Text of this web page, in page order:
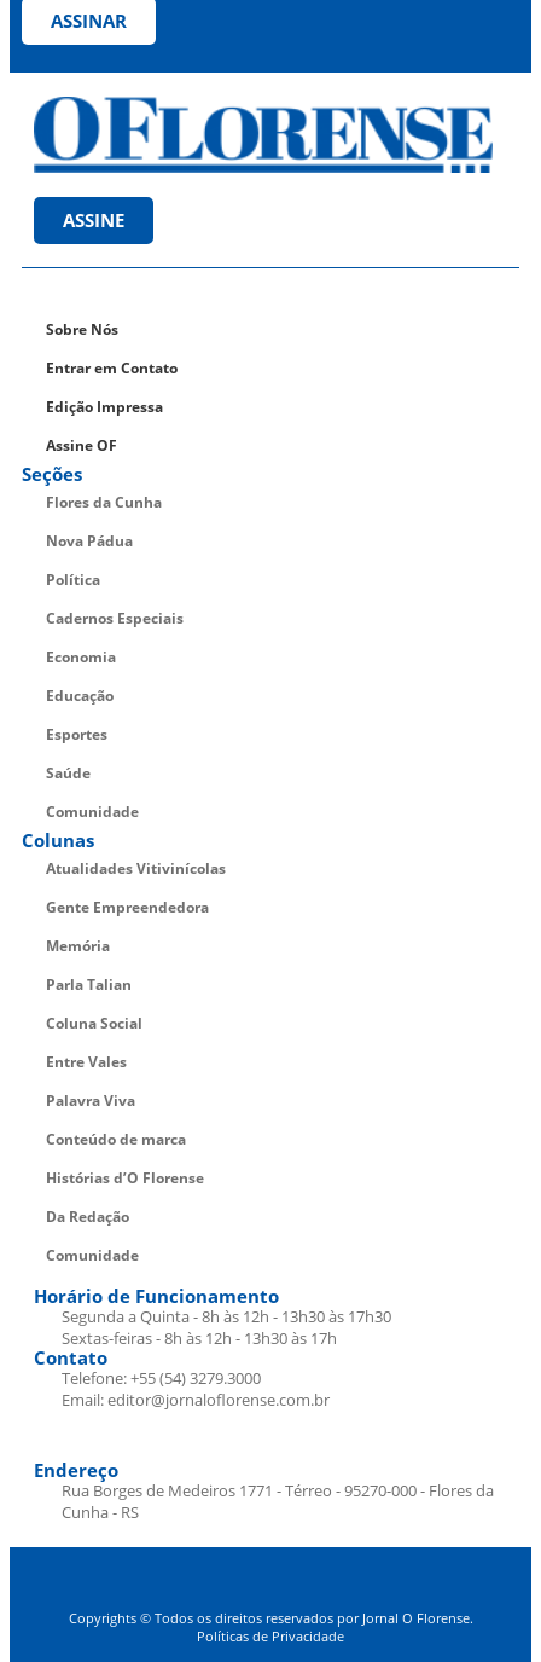
ASSINAR
ASSINE
Sobre Nós
Entrar em Contato
Edição Impressa
Assine OF
Seções
Flores da Cunha
Nova Pádua
Política
Cadernos Especiais
Economia
Educação
Esportes
Saúde
Comunidade
Colunas
Atualidades Vitivinícolas
Gente Empreendedora
Memória
Parla Talian
Coluna Social
Entre Vales
Palavra Viva
Conteúdo de marca
Histórias d’O Florense
Da Redação
Comunidade
Horário de Funcionamento
Segunda a Quinta - 8h às 12h - 13h30 às 17h30
Sextas-feiras - 8h às 12h - 13h30 às 17h
Contato
Telefone: +55 (54) 3279.3000
Email: editor@jornaloflorense.com.br
Endereço
Rua Borges de Medeiros 1771 - Térreo - 95270-000 - Flores da
Cunha - RS
Copyrights © Todos os direitos reservados por Jornal O Florense.
Políticas de Privacidade